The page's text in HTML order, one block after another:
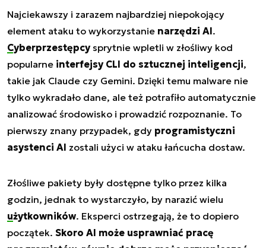
Najciekawszy i zarazem najbardziej niepokojący
element ataku to wykorzystanie narzędzi AI.
Cyberprzestępcysprytnie wpletli w złośliwy kod
popularne interfejsy CLI do sztucznej inteligencji,
takie jak Claude czy Gemini. Dzięki temu malware nie
tylko wykradało dane, ale też potrafiło automatycznie
analizować środowisko i prowadzić rozpoznanie. To
pierwszy znany przypadek, gdy programistyczni
asystenci AI zostali użyci w ataku łańcucha dostaw.
Złośliwe pakiety były dostępne tylko przez kilka
godzin, jednak to wystarczyło, by narazić wielu
użytkowników. Eksperci ostrzegają, że to dopiero
początek. Skoro AI może usprawniać pracę